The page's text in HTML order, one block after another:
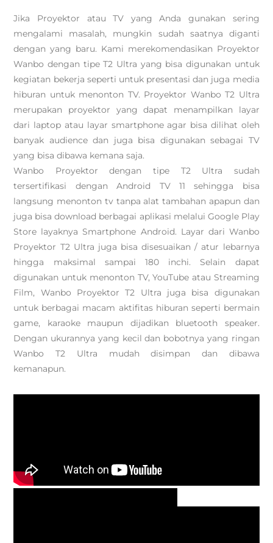
Jika Proyektor atau TV yang Anda gunakan sering
mengalami masalah, mungkin sudah saatnya diganti
dengan yang baru. Kami merekomendasikan Proyektor
Wanbo dengan tipe T2 Ultra yang bisa digunakan untuk
kegiatan bekerja seperti untuk presentasi dan juga media
hiburan untuk menonton TV. Proyektor Wanbo T2 Ultra
merupakan proyektor yang dapat menampilkan layar
dari laptop atau layar smartphone agar bisa dilihat oleh
banyak audience dan juga bisa digunakan sebagai TV
yang bisa dibawa kemana saja.
Wanbo Proyektor dengan tipe T2 Ultra sudah
tersertifikasi dengan Android TV 11 sehingga bisa
langsung menonton tv tanpa alat tambahan apapun dan
juga bisa download berbagai aplikasi melalui Google Play
Store layaknya Smartphone Android. Layar dari Wanbo
Proyektor T2 Ultra juga bisa disesuaikan / atur lebarnya
hingga maksimal sampai 180 inchi. Selain dapat
digunakan untuk menonton TV, YouTube atau Streaming
Film, Wanbo Proyektor T2 Ultra juga bisa digunakan
untuk berbagai macam aktifitas hiburan seperti bermain
game, karaoke maupun dijadikan bluetooth speaker.
Dengan ukurannya yang kecil dan bobotnya yang ringan
Wanbo T2 Ultra mudah disimpan dan dibawa
kemanapun.